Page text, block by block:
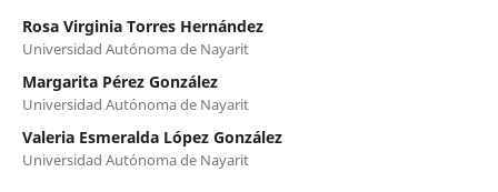
Rosa Virginia Torres Hernández
Universidad Autónoma de Nayarit
Margarita Pérez González
Universidad Autónoma de Nayarit
Valeria Esmeralda López González
Universidad Autónoma de Nayarit